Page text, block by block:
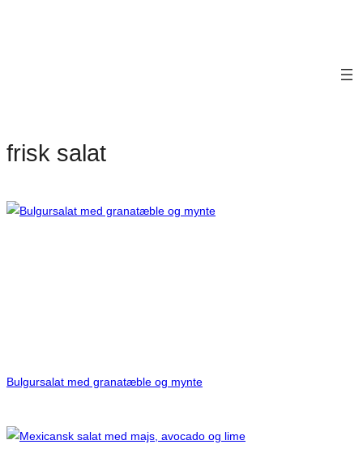
frisk salat
Bulgursalat med granatæble og mynte